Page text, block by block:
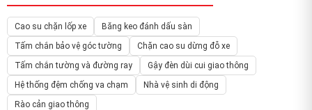
Cao su chặn lốp xe
Băng keo đánh dấu sàn
Tấm chắn bảo vệ góc tường
Chặn cao su dừng đỗ xe
Tấm chắn tường và đường ray
Gậy đèn dùi cui giao thông
Hệ thống đệm chống va chạm
Nhà vệ sinh di động
Rào cản giao thông